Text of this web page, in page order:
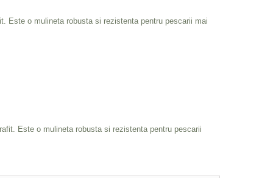
Este o mulineta robusta si rezistenta pentru pescarii mai
Este o mulineta robusta si rezistenta pentru pescarii